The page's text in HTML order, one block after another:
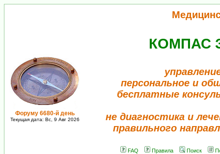
Форуму 6680-й день
Текущая дата: Вс, 9 Авг 2026
КОМПАС
персональное и
бесплатные
не диагностика и
правильного
FAQ Правила Поиск